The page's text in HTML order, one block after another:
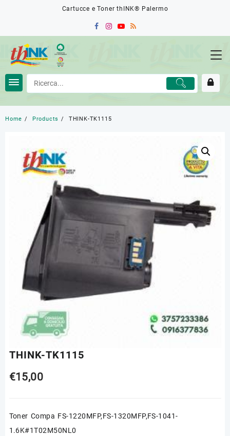
Cartucce e Toner thINK® Palermo
Home Products THINK-TK1115
THINK-TK1115
€15,00
Toner Compa FS-1220MFP,FS-1320MFP,FS-1041-
1.6K#1T02M50NL0